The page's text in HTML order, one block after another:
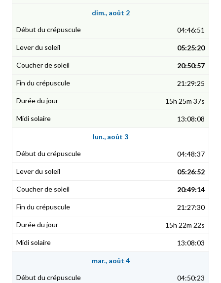
dim., août 2
04:46:51
05:25:20
20:50:57
21:29:25
15h 25m 37s
13:08:08
lun., août 3
04:48:37
05:26:52
20:49:14
21:27:30
15h 22m 22s
13:08:03
mar., août 4
04:50:23